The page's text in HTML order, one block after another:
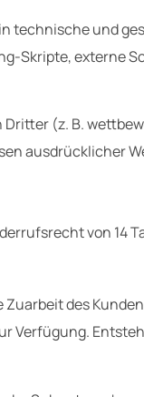
technische und
Skripte,
(z. B.
ausdrücklicher
von 14
Zuarbeit des
Verfügung.